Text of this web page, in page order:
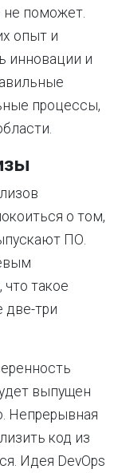
не поможет.
опыт и
инновации и
процессы,
о том,
ПО.
такое
две-три
выпущен
Непрерывная
код из
Идея DevOps